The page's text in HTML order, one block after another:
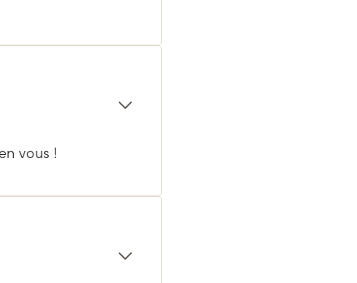
vous !